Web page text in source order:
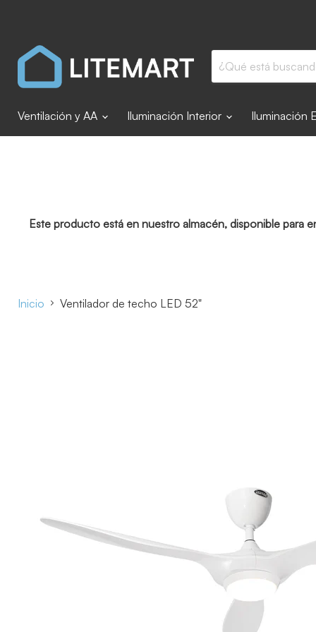
Ventilación y AA Iluminación Interior Iluminación
Este producto está en nuestro almacén, disponible para
Inicio Ventilador de techo LED 52"